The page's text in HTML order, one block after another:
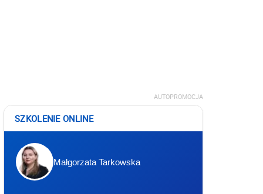
AUTOPROMOCJA
SZKOLENIE ONLINE
Małgorzata Tarkowska